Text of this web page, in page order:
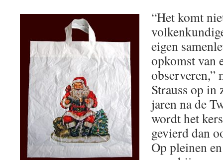
“Het komt
eigen
opkomst van
observeren,”
Strauss op
jaren na de
wordt het
gevierd dan
Op pleinen